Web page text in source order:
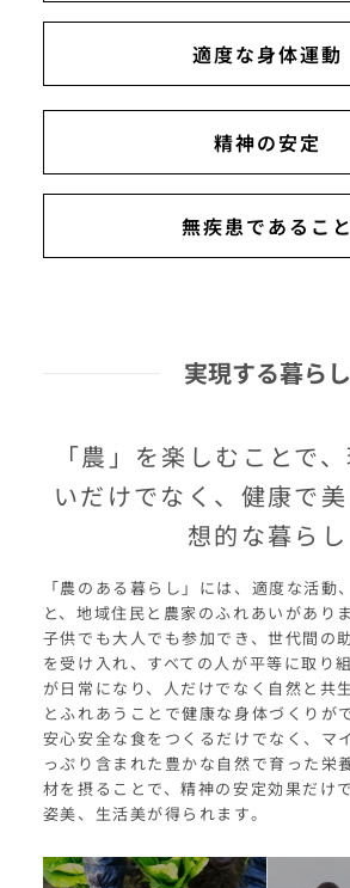
適度な身体運動
精神の安定
無疾患であること
実現する暮らし
「農」を楽しむことで
いだけでなく、健康で
想的な暮らし
「農のある暮らし」には、適度な活動
と、地域住民と農家のふれあいがあり
子供でも大人でも参加でき、世代間の
を受け入れ、すべての人が平等に取り
が日常になり、人だけでなく自然と共
とふれあうことで健康な身体づくりが
安心安全な食をつくるだけでなく、マ
っぷり含まれた豊かな自然で育った栄
材を摂ることで、精神の安定効果だけ
姿美、生活美が得られます。